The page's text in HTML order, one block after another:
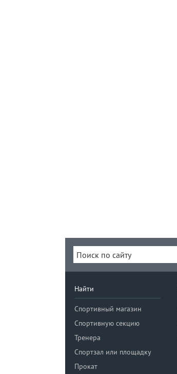
Найти
Спортивный магазин
Спортивную секцию
Тренера
Спортзал или площадку
Прокат